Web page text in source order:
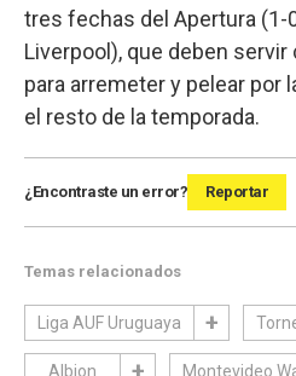
tres fechas del Apertura (1-
Liverpool), que deben
para arremeter y pelear por
el resto de la temporada.
¿Encontraste un error? Reportar
Temas relacionados
Liga AUF Uruguaya
Albion Montevideo